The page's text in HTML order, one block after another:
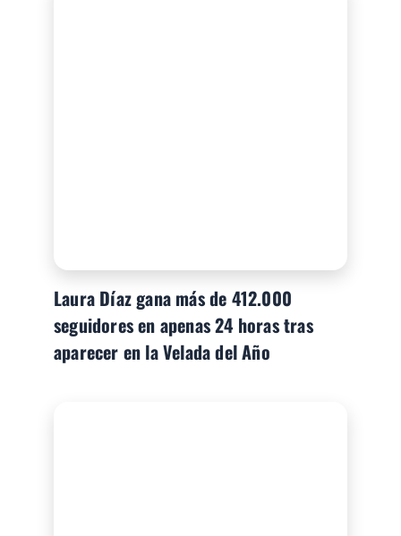
Laura Díaz gana más de 412.000
seguidores en apenas 24 horas tras
aparecer en la Velada del Año